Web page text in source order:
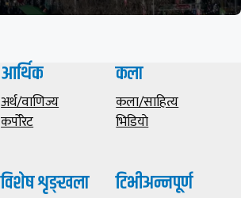
आर्थिक
अर्थ/वाणिज्य
कर्पोरेट
कला
कला/साहित्य
भिडियाे
विशेष शृङ्खला टिभीअन्नपूर्ण